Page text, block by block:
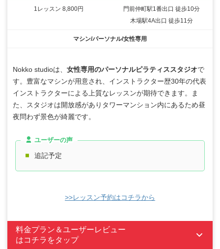
1レッスン 8,800円
門前仲町駅1番出口 徒歩10分
木場駅4A出口 徒歩11分
マシン/パーソナル/女性専用
Nokko studioは、 女性専用のパーソナルピラティススタジオで
す。豊富なマシンが用意され、インストラクター歴30年の代表
インストラクターによる上質なレッスンが期待できます。ま
た、スタジオは開放感がありタワーマンション内にあるため昼
夜問わず景色が綺麗です。
ユーザーの声
追記予定
>>レッスン予約はコチラから
料金プラン＆ユーザーレビュー
はコチラをタップ